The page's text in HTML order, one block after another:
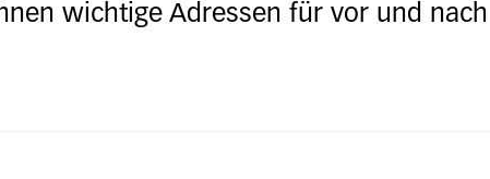
wichtige Adressen für vor und